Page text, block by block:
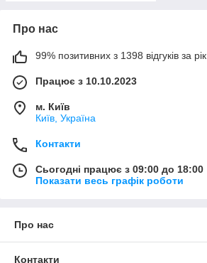
Про нас
99% позитивних з 1398 відгуків за рік
Працює з 10.10.2023
м. Київ
Київ, Україна
Контакти
Сьогодні працює з 09:00 до 18:00
Показати весь графік роботи
Про нас
Контакти